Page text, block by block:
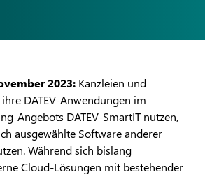
2023: Kanzleien und
DATEV-Anwendungen im
Angebots DATEV-SmartIT nutzen,
ausgewählte Software anderer
Während sich bislang
Cloud-Lösungen mit bestehender